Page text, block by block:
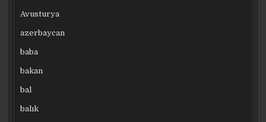
Avusturya
azerbaycan
baba
bakan
bal
balık